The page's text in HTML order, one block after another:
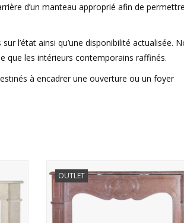
d’un manteau approprié afin de
l’état ainsi qu’une disponibilité actualisée.
que les intérieurs contemporains raffinés.
à encadrer une ouverture ou un foyer
OUTLET
pompadour pour les intérieurs
contemporains.